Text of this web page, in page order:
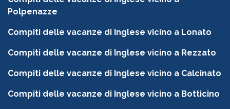
Polpenazze
Compiti delle vacanze di Inglese vicino a Lonato
Compiti delle vacanze di Inglese vicino a Rezzato
Compiti delle vacanze di Inglese vicino a Calcinato
Compiti delle vacanze di Inglese vicino a Botticino